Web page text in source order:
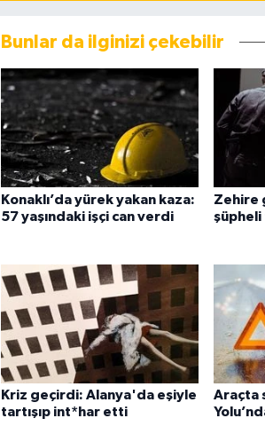
Bunlar da ilginizi çekebilir
Konaklı’da yürek yakan kaza:
57 yaşındaki işçi can verdi
Zehire
şüpheli
Kriz geçirdi: Alanya'da eşiyle
tartışıp int*har etti
Araçta